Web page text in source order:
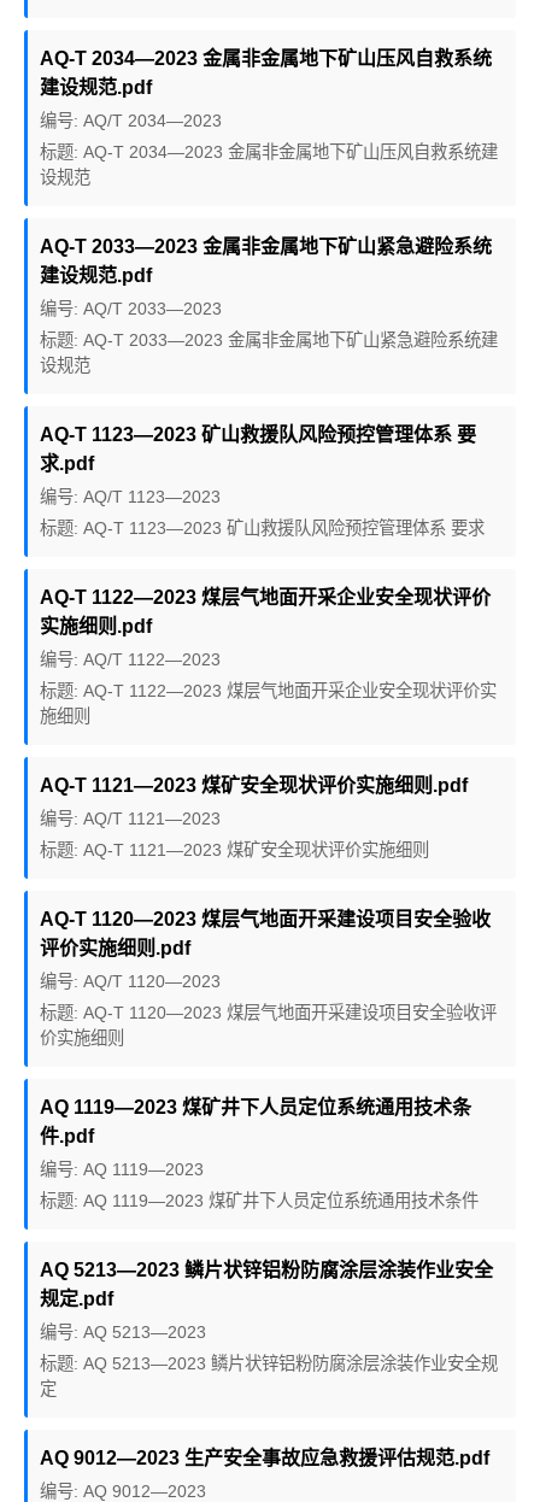
AQ-T 2034—2023 金属非金属地下矿山压风自救系统
建设规范.pdf
编号: AQ/T 2034—2023
标题: AQ-T 2034—2023 金属非金属地下矿山压风自救系统建
设规范
AQ-T 2033—2023 金属非金属地下矿山紧急避险系统
建设规范.pdf
编号: AQ/T 2033—2023
标题: AQ-T 2033—2023 金属非金属地下矿山紧急避险系统建
设规范
AQ-T 1123—2023 矿山救援队风险预控管理体系 要
求.pdf
编号: AQ/T 1123—2023
标题: AQ-T 1123—2023 矿山救援队风险预控管理体系 要求
AQ-T 1122—2023 煤层气地面开采企业安全现状评价
实施细则.pdf
编号: AQ/T 1122—2023
标题: AQ-T 1122—2023 煤层气地面开采企业安全现状评价实
施细则
AQ-T 1121—2023 煤矿安全现状评价实施细则.pdf
编号: AQ/T 1121—2023
标题: AQ-T 1121—2023 煤矿安全现状评价实施细则
AQ-T 1120—2023 煤层气地面开采建设项目安全验收
评价实施细则.pdf
编号: AQ/T 1120—2023
标题: AQ-T 1120—2023 煤层气地面开采建设项目安全验收评
价实施细则
AQ 1119—2023 煤矿井下人员定位系统通用技术条
件.pdf
编号: AQ 1119—2023
标题: AQ 1119—2023 煤矿井下人员定位系统通用技术条件
AQ 5213—2023 鳞片状锌铝粉防腐涂层涂装作业安全
规定.pdf
编号: AQ 5213—2023
标题: AQ 5213—2023 鳞片状锌铝粉防腐涂层涂装作业安全规
定
AQ 9012—2023 生产安全事故应急救援评估规范.pdf
编号: AQ 9012—2023